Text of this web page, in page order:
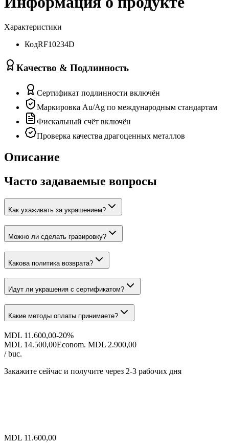
Характеристики
КодRF10234D
Качество & Подлинность
Сертификат подлинности включён
Маркировка Au/Ag по международным стандартам
Фискальный счёт включён
Проверка качества драгоценных металлов
Описание
Часто задаваемые вопросы
Как ухаживать за украшением?
Можно ли сделать гравировку?
Какова политика возврата?
Идут ли украшения с сертификатом?
Какие методы оплаты принимаете?
MDL 11.600,00-20%
MDL 14.500,00Econom. MDL 2.900,00
/ buc.
Закажите сейчас и получите через 2-3 рабочих дня
MDL 11.600,00